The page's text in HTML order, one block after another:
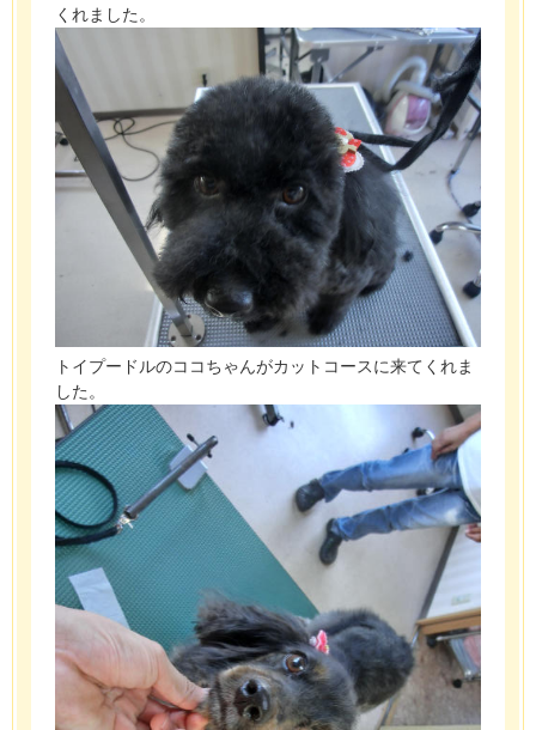
くれました。
トイプードルのココちゃんがカットコースに来てくれま
した。